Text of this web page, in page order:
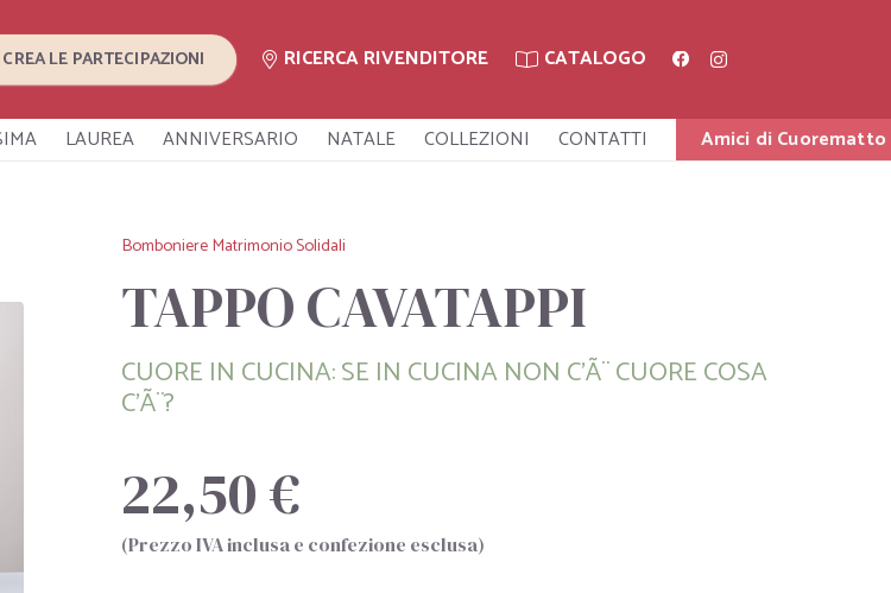
CREA LE PARTECIPAZIONI RICERCA RIVENDITORE CATALOGO
LAUREA ANNIVERSARIO NATALE COLLEZIONI CONTATTI Amici di Cuorematto
Bomboniere Matrimonio Solidali
TAPPO CAVATAPPI
CUORE IN CUCINA: SE IN CUCINA NON C'Ã¨ CUORE COSA
C'Ã¨?
22,50 €
(Prezzo IVA inclusa e confezione esclusa)